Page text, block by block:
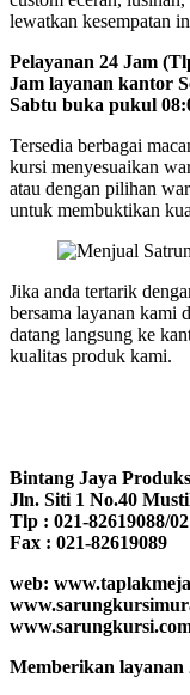
lewatkan kesempatan
Pelayanan 24 Jam
Jam layanan kantor
Sabtu buka pukul
Tersedia berbagai
kursi menyesuaikan
atau dengan pilihan
untuk membuktikan
Jika anda tertarik
bersama layanan kami
datang langsung ke
kualitas produk kami.
Bintang Jaya
Jln. Siti 1 No.40
Tlp : 021-82619088/
Fax : 021-82619089
web:
Memberikan layanan